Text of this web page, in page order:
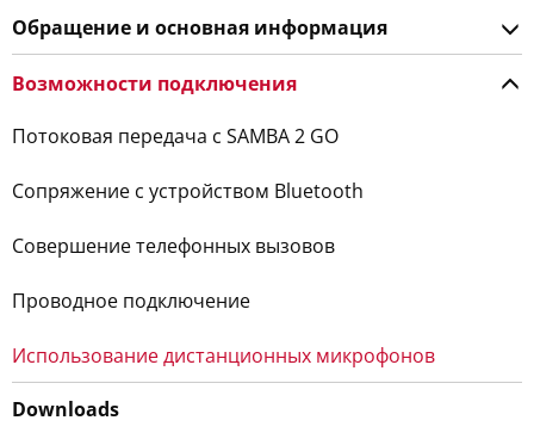
Обращение и основная информация
Возможности подключения
Потоковая передача с SAMBA 2 GO
Сопряжение с устройством Bluetooth
Совершение телефонных вызовов
Проводное подключение
Использование дистанционных микрофонов
Downloads